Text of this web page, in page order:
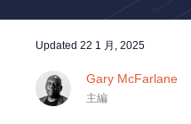
Updated 22 1 月, 2025
Gary McFarlane
主編